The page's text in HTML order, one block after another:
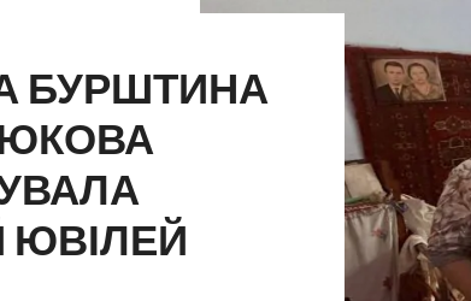
БУРШТИНА
ЮВІЛЕЙ